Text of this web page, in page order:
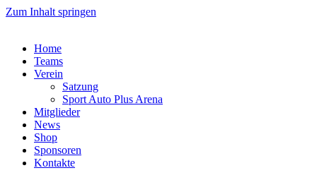
Zum Inhalt springen
Home
Teams
Verein
Satzung
Sport Auto Plus Arena
Mitglieder
News
Shop
Sponsoren
Kontakte